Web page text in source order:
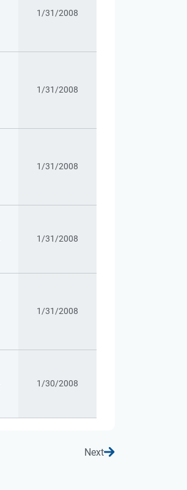
1/31/2008
1/31/2008
1/31/2008
1/31/2008
1/31/2008
1/30/2008
Next